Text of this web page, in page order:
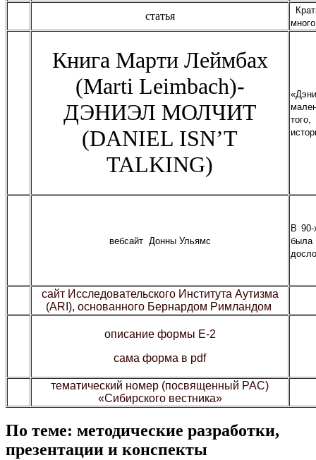
статья
Книга Марти Леймбах
(Marti Leimbach)-
ДЭНИЭЛ МОЛЧИТ
(DANIEL ISN’T
TALKING)
вебсайт Донны Ульямс
В 90-
была
сайт Исследовательского Института Аутизма
(ARI ), основанного Бернардом Римландом
описание формы Е-2
сама форма в pdf
тематический номер (посвященный РАС)
«Сибирского вестника»
По теме: методические разработки,
презентации и конспекты